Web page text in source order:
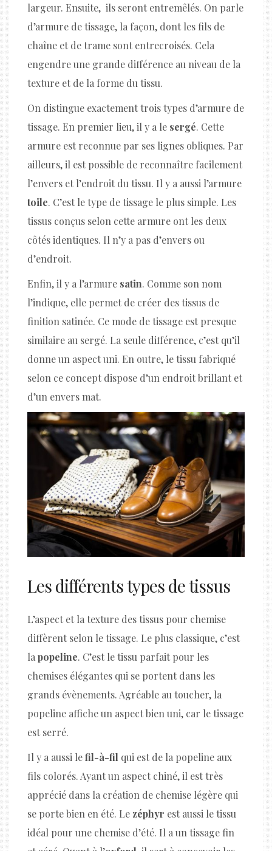
largeur. Ensuite, ils seront entremêlés. On parle
d’armure de tissage, la façon, dont les fils de
chaîne et de trame sont entrecroisés. Cela
engendre une grande différence au niveau de la
texture et de la forme du tissu.
On distingue exactement trois types d’armure de
tissage. En premier lieu, il y a le sergé. Cette
armure est reconnue par ses lignes obliques. Par
ailleurs, il est possible de reconnaître facilement
l’envers et l’endroit du tissu. Il y a aussi l’armure
toile. C’est le type de tissage le plus simple. Les
tissus conçus selon cette armure ont les deux
côtés identiques. Il n’y a pas d’envers ou
d’endroit.
Enfin, il y a l’armure satin. Comme son nom
l’indique, elle permet de créer des tissus de
finition satinée. Ce mode de tissage est presque
similaire au sergé. La seule différence, c’est qu’il
donne un aspect uni. En outre, le tissu fabriqué
selon ce concept dispose d’un endroit brillant et
d’un envers mat.
Les différents types de tissus
L’aspect et la texture des tissus pour chemise
diffèrent selon le tissage. Le plus classique, c’est
lapopeline. C’est le tissu parfait pour les
chemises élégantes qui se portent dans les
grands évènements. Agréable au toucher, la
popeline affiche un aspect bien uni, car le tissage
est serré.
Il y a aussi lefil-à-fil qui est de la popeline aux
fils colorés. Ayant un aspect chiné, il est très
apprécié dans la création de chemise légère qui
se porte bien en été. Le zéphyr est aussi le tissu
idéal pour une chemise d’été. Il a un tissage fin